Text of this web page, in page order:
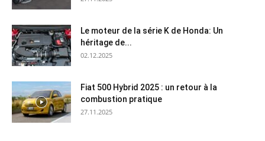
Le moteur de la série K de Honda: Un
héritage de...
02.12.2025
Fiat 500 Hybrid 2025 : un retour à la
combustion pratique
27.11.2025